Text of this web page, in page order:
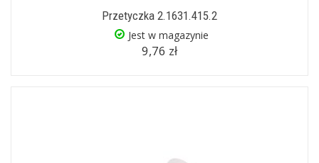
Przetyczka 2.1631.415.2
Jest w magazynie
9,76 zł